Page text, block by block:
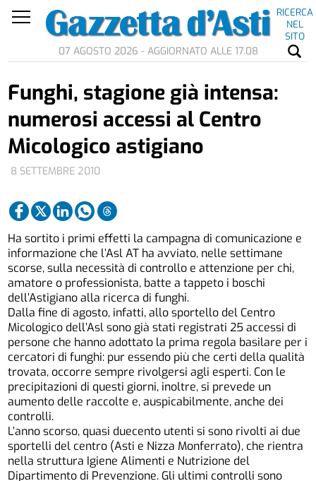
RICERCA
NEL
SITO
07 AGOSTO 2026 - AGGIORNATO ALLE 17.08
8 SETTEMBRE 2010
Funghi, stagione già intensa:
numerosi accessi al Centro
Micologico astigiano
Ha sortito i primi effetti la campagna di comunicazione e
informazione che l’Asl AT ha avviato, nelle settimane
scorse, sulla necessità di controllo e attenzione per chi,
amatore o professionista, batte a tappeto i boschi
dell’Astigiano alla ricerca di funghi.
Dalla fine di agosto, infatti, allo sportello del Centro
Micologico dell’Asl sono già stati registrati 25 accessi di
persone che hanno adottato la prima regola basilare per i
cercatori di funghi: pur essendo più che certi della qualità
trovata, occorre sempre rivolgersi agli esperti. Con le
precipitazioni di questi giorni, inoltre, si prevede un
aumento delle raccolte e, auspicabilmente, anche dei
controlli.
L’anno scorso, quasi duecento utenti si sono rivolti ai due
sportelli del centro (Asti e Nizza Monferrato), che rientra
nella struttura Igiene Alimenti e Nutrizione del
Dipartimento di Prevenzione. Gli ultimi controlli sono